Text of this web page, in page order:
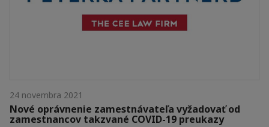
24 novembra 2021
Nové oprávnenie zamestnávateľa vyžadovať od
zamestnancov takzvané COVID-19 preukazy